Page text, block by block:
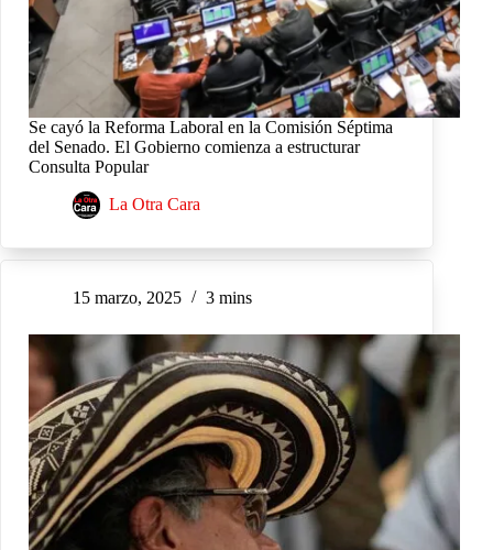
Se cayó la Reforma Laboral en la Comisión Séptima
del Senado. El Gobierno comienza a estructurar
Consulta Popular
La Otra Cara
15 marzo, 2025 3 mins